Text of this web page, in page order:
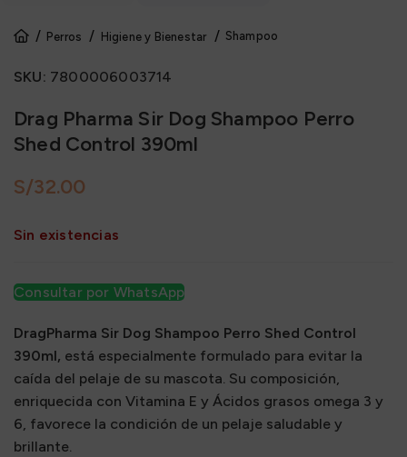
Perros Higiene y Bienestar Shampoo
SKU: 7800006003714
Drag Pharma Sir Dog Shampoo Perro
Shed Control 390ml
S/
Sin existencias
Consultar por WhatsApp
DragPharma Sir Dog Shampoo Perro Shed Control
390ml, está especialmente formulado para evitar la
caída del pelaje de su mascota. Su composición,
enriquecida con Vitamina E y Ácidos grasos omega 3 y
6, favorece la condición de un pelaje saludable y
brillante.